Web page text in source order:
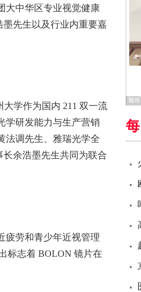
大中华区专业视觉健康
先生以及行业内重要嘉
学作为国内 211 双一流
学研发能力与生产营销
法调先生、雅瑞光学全
余浩墨先生共同为联合
疲劳和青少年近视管理
标志着 BOLON 镜片在